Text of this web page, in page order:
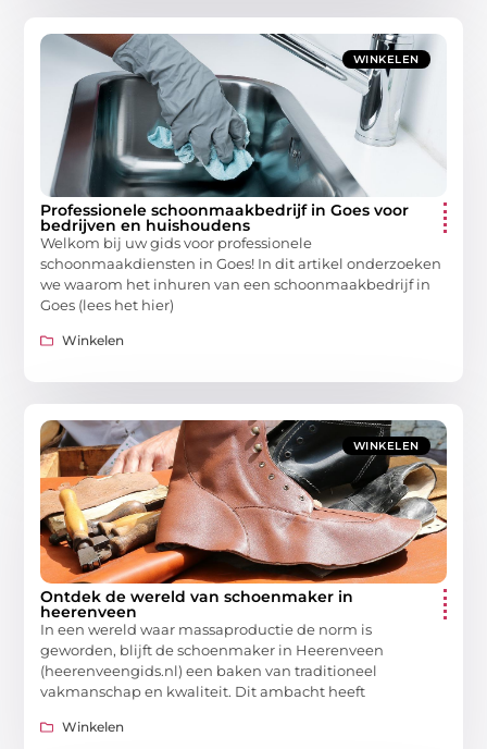
WINKELEN
Professionele schoonmaakbedrijf in Goes voor
bedrijven en huishoudens
Welkom bij uw gids voor professionele
schoonmaakdiensten in Goes! In dit artikel onderzoeken
we waarom het inhuren van een schoonmaakbedrijf in
Goes (lees het hier)
Winkelen
WINKELEN
Ontdek de wereld van schoenmaker in
heerenveen
In een wereld waar massaproductie de norm is
geworden, blijft de schoenmaker in Heerenveen
(heerenveengids.nl) een baken van traditioneel
vakmanschap en kwaliteit. Dit ambacht heeft
Winkelen